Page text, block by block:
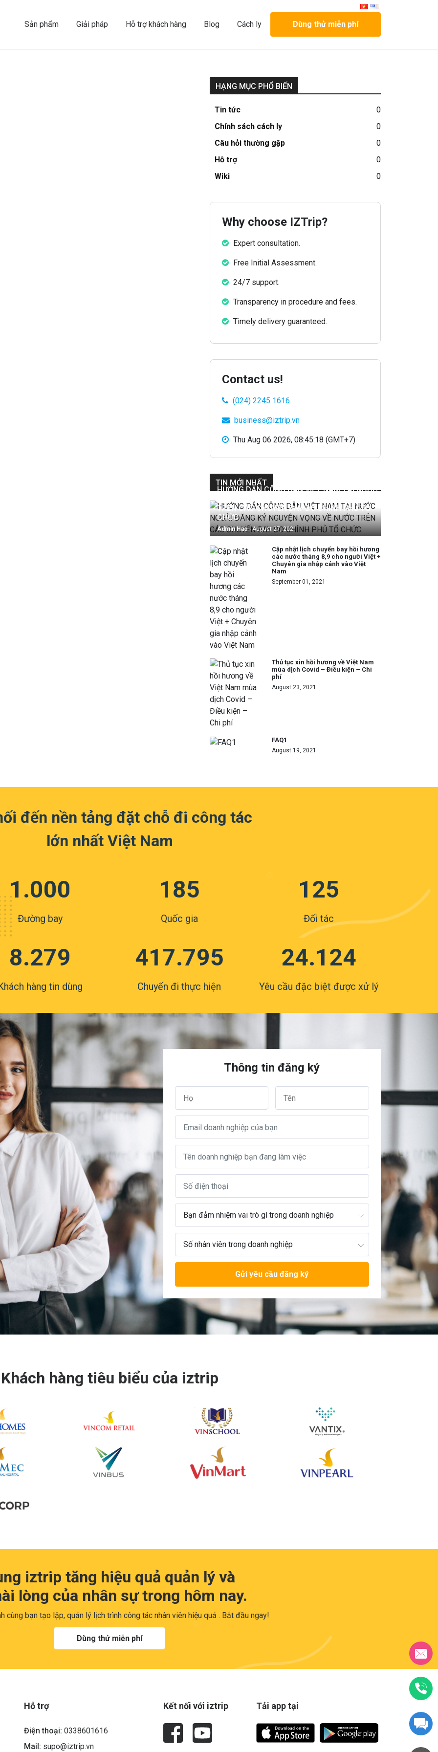
Sản phẩm Giải pháp Hỗ trợ khách hàng Blog Cách ly Dùng thử miễn phí
HẠNG MỤC PHỔ BIẾN
Tin tức
0
Chính sách cách ly
0
Câu hỏi thường gặp
0
Hỗ trợ
0
Wiki
0
Why choose IZTrip?
Expert consultation.
Free Initial Assessment.
24/7 support.
Transparency in procedure and fees.
Timely delivery guaranteed.
Contact us!
(024) 2245 1616
business@iztrip.vn
Thu Aug 06 2026, 08:45:20 (GMT+7)
TIN MỚI NHẤT
HƯỚNG DẪN CÔNG DÂN VIỆT NAM TẠI NƯỚC
NGOÀI ĐĂNG KÝ NGUYỆN VỌNG VỀ NƯỚC
TRÊN CÁC CHUYẾN BAY DO CHÍNH PHỦ TỔ
CHỨC
Admin Hao- August 27, 2021
Cập nhật lịch chuyến bay hồi hương
các nước tháng 8,9 cho người Việt +
Chuyên gia nhập cảnh vào Việt
Nam
September 01, 2021
Thủ tục xin hồi hương về Việt Nam
mùa dịch Covid – Điều kiện – Chi
phí
August 23, 2021
FAQ1
August 19, 2021
đến nền tảng đặt chỗ đi công tác
lớn nhất Việt Nam
1.000
Đường bay
185
Quốc gia
125
Đối tác
8.279
hàng tin dùng
417.795
Chuyến đi thực hiện
24.124
Yêu cầu đặc biệt được xử lý
Thông tin đăng ký
Gửi yêu cầu đăng ký
Khách hàng tiêu biểu của iztrip
iztrip tăng hiệu quả quản lý và
lòng của nhân sự trong hôm nay.
cùng bạn tạo lập, quản lý lịch trình công tác nhân viên hiệu quả . Bắt đầu ngay!
Dùng thử miễn phí
Hỗ trợ
Điện thoại: 0338601616
Mail: supo@iztrip.vn
Kết nối với iztrip Tải app tại